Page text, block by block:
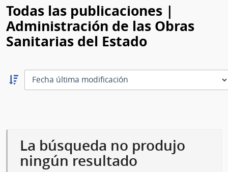
Todas las publicaciones |
Administración de las Obras
Sanitarias del Estado
Ordernar
descendente:
La búsqueda no produjo
ningún resultado